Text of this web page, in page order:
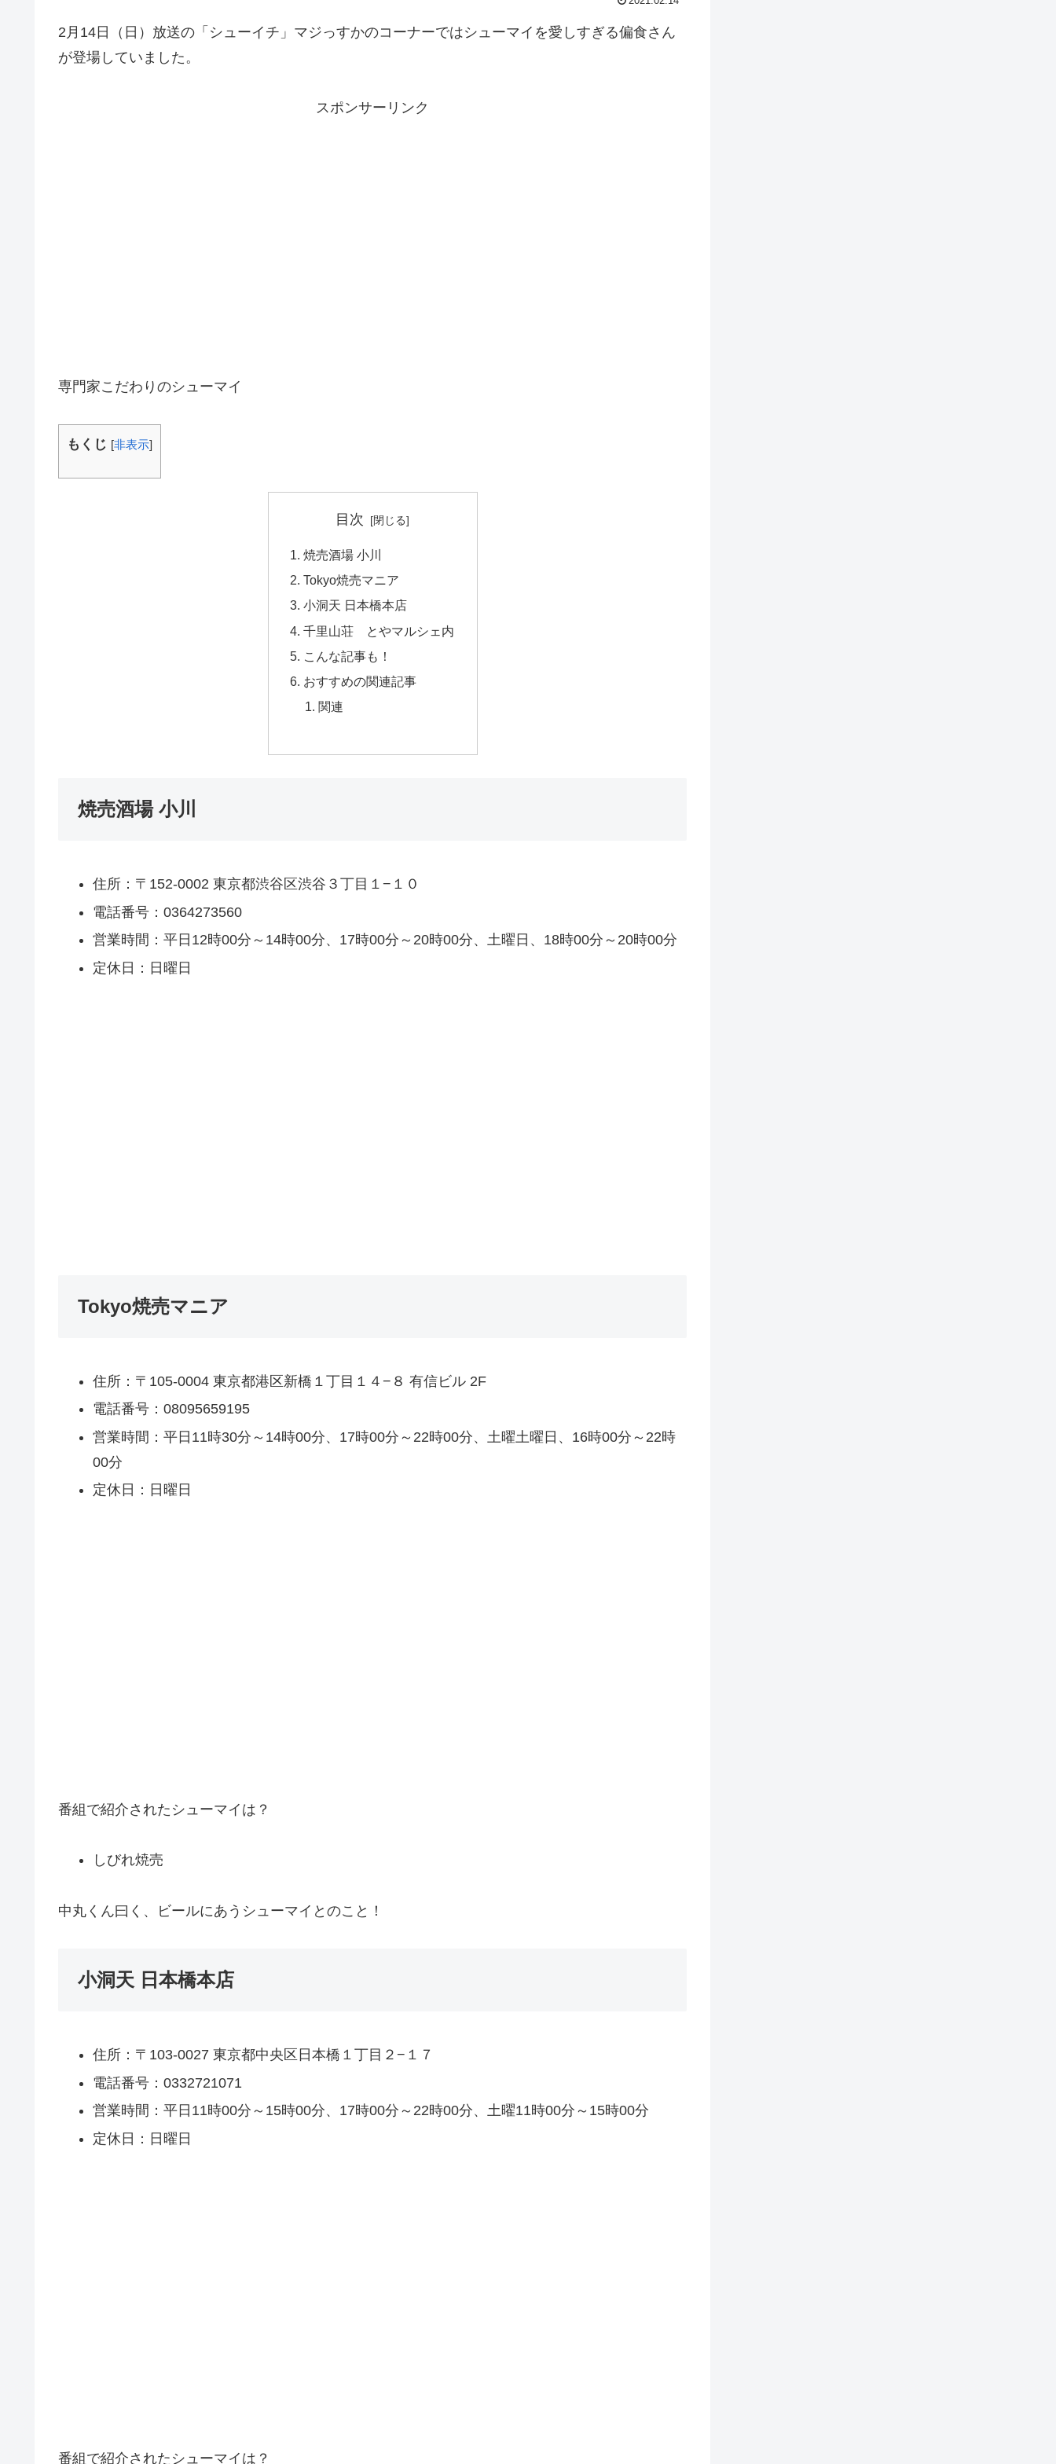
2月14日（日）放送の「シューイチ」マジっすかのコーナーではシューマイを愛しすぎる偏食さん
が登場していました。
スポンサーリンク
専門家こだわりのシューマイ
もくじ [非表示]
目次
焼売酒場 小川
Tokyo焼売マニア
小洞天 日本橋本店
千里山荘 とやマルシェ内
こんな記事も！
おすすめの関連記事
関連
焼売酒場 小川
住所：〒152-0002 東京都渋谷区渋谷３丁目１−１０
電話番号：0364273560
営業時間：平日12時00分～14時00分、17時00分～20時00分、土曜日、18時00分～20時00分
定休日：日曜日
Tokyo焼売マニア
住所：〒105-0004 東京都港区新橋１丁目１４−８ 有信ビル 2F
電話番号：08095659195
営業時間：平日11時30分～14時00分、17時00分～22時00分、土曜土曜日、16時00分～22時
00分
定休日：日曜日
番組で紹介されたシューマイは？
しびれ焼売
中丸くん曰く、ビールにあうシューマイとのこと！
小洞天 日本橋本店
住所：〒103-0027 東京都中央区日本橋１丁目２−１７
電話番号：0332721071
営業時間：平日11時00分～15時00分、17時00分～22時00分、土曜11時00分～15時00分
定休日：日曜日
番組で紹介されたシューマイは？